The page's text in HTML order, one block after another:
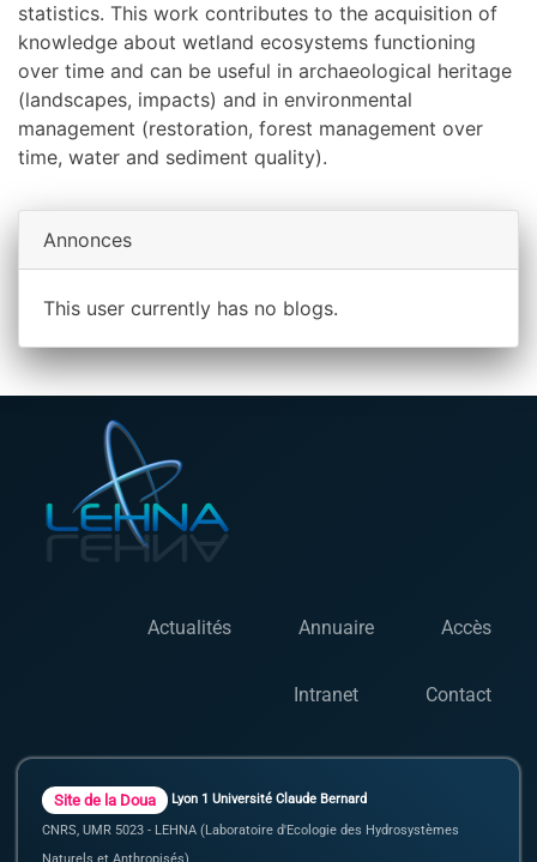
statistics. This work contributes to the acquisition of
knowledge about wetland ecosystems functioning
over time and can be useful in archaeological heritage
(landscapes, impacts) and in environmental
management (restoration, forest management over
time, water and sediment quality).
Annonces
This user currently has no blogs.
Actualités Annuaire Accès
Intranet Contact
Site de la Doua
Lyon 1 Université Claude Bernard
CNRS, UMR 5023 - LEHNA (Laboratoire d'Ecologie des Hydrosystèmes
Naturels et Anthropisés)